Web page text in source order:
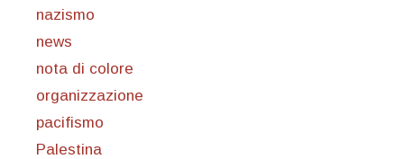
nazismo
news
nota di colore
organizzazione
pacifismo
Palestina